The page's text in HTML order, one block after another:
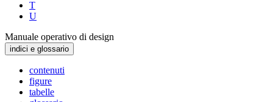
T
U
Manuale operativo di design
indici e glossario
contenuti
figure
tabelle